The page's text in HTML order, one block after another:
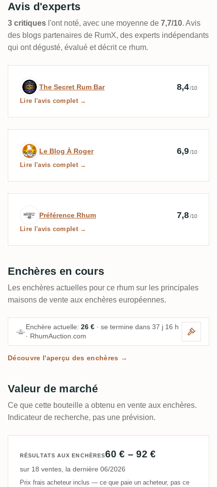
Avis d'experts
3 critiques l'ont noté, avec une moyenne de 7,7/10. Avis
des blogs partenaires de RumX, des experts indépendants
qui ont dégusté, évalué et décrit ce rhum.
Avis d’expert par The Secret Rum Bar
The Secret Rum Bar 8,4/10
Lire l'avis complet →
Avis d’expert par Le Blog À Roger
Le Blog À Roger 6,9/10
Lire l'avis complet →
Avis d’expert par Préférence Rhum
Préférence Rhum 7,8/10
Lire l'avis complet →
Enchères en cours
Les enchères actuelles pour ce rhum sur les principales
maisons de vente aux enchères européennes.
Enchère actuelle: 26 € · se termine dans 37 j 16 h
· RhumAuction.com
Découvre l'aperçu des enchères →
Valeur de marché
Ce que cette bouteille a obtenu en vente aux enchères.
Indicateur de recherche, pas une prévision.
RÉSULTATS AUX ENCHÈRES60 € – 92 €
sur 18 ventes, la dernière 06/2026
Prix frais acheteur inclus — ce que paie un acheteur, pas ce